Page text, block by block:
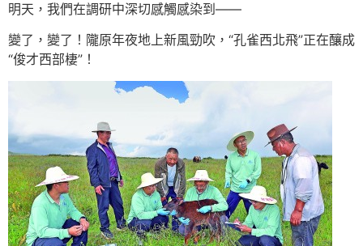
明天，我們在調研中深切感觸感染到——
變了，變了！隴原年夜地上新風勁吹，“孔雀西北飛”正在釀成
“俊才西部棲”！